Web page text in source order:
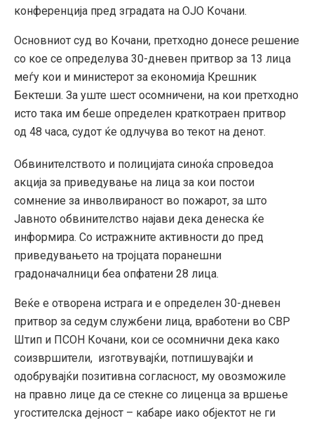
конференција пред зградата на ОЈО Кочани.
Основниот суд во Кочани, претходно донесе решение
со кое се определува 30-дневен притвор за 13 лица
меѓу кои и министерот за економија Крешник
Бектеши. За уште шест осомничени, на кои претходно
исто така им беше определен краткотраен притвор
од 48 часа, судот ќе одлучува во текот на денот.
Обвинителството и полицијата синоќа спроведоа
акција за приведување на лица за кои постои
сомнение за инволвираност во пожарот, за што
Јавното обвинителство најави дека денеска ќе
информира. Со истражните активности до пред
приведувањето на тројцата поранешни
градоначалници беа опфатени 28 лица.
Веќе е отворена истрага и е определен 30-дневен
притвор за седум службени лица, вработени во СВР
Штип и ПСОН Кочани, кои се осомнични дека како
соизвршители, изготвувајќи, потпишувајќи и
одобрувајќи позитивна согласност, му овозможиле
на правно лице да се стекне со лиценца за вршење
угостителска дејност – кабаре иако објектот не ги